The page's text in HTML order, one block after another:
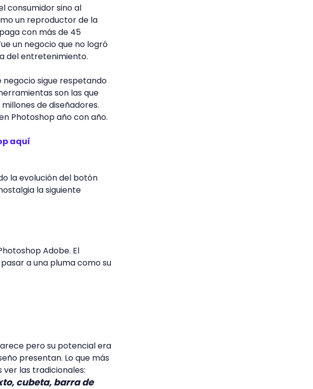
consumidor sino al
un reproductor de la
con más de 45
un negocio que no logró
del entretenimiento.
negocio sigue respetando
son las que
de diseñadores.
Photoshop año con año.
aquí
la evolución del botón
la siguiente
Adobe. El
a una pluma como su
pero su potencial era
presentan. Lo que más
las tradicionales:
cubeta, barra de